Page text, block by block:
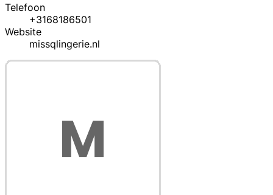
Telefoon
+3168186501
Website
missqlingerie.nl